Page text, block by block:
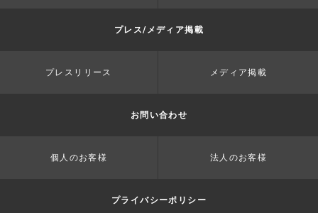
プレス/メディア掲載
プレスリリース メディア掲載
お問い合わせ
個人のお客様 法人のお客様
プライバシーポリシー